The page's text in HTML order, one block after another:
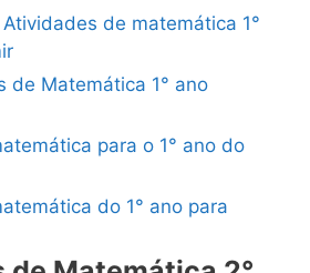
Atividades de matemática 1°
de Matemática 1° ano
para o 1° ano do
do 1° ano para